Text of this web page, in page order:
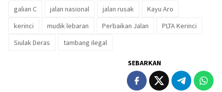
galian C jalan nasional jalan rusak
Kayu Aro
kerinci
mudik lebaran Perbaikan Jalan
PLTA Kerinci
Siulak Deras
tambang ilegal
SEBARKAN